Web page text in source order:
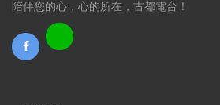
陪伴您的心，心的所在，古都電台！